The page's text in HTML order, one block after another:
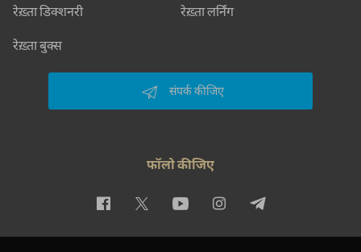
रेख़्ता डिक्शनरी रेख़्ता लर्निंग
रेख़्ता बुक्स
संपर्क कीजिए
फॉलो कीजिए